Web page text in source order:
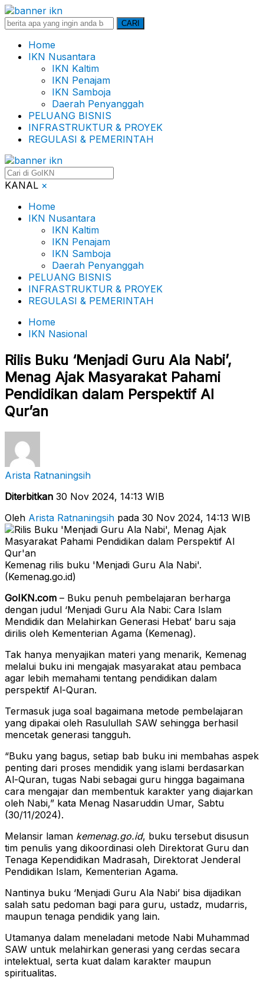
Search
CARI
Home
IKN Nusantara
IKN Kaltim
IKN Penajam
IKN Samboja
Daerah Penyanggah
PELUANG BISNIS
INFRASTRUKTUR & PROYEK
REGULASI & PEMERINTAH
KANAL ×
Home
IKN Nusantara
IKN Kaltim
IKN Penajam
IKN Samboja
Daerah Penyanggah
PELUANG BISNIS
INFRASTRUKTUR & PROYEK
REGULASI & PEMERINTAH
Home
IKN Nasional
Rilis Buku ‘Menjadi Guru Ala Nabi’,
Menag Ajak Masyarakat Pahami
Pendidikan dalam Perspektif Al
Qur’an
Arista Ratnaningsih
Diterbitkan 30 Nov 2024, 14:13 WIB
Oleh Arista Ratnaningsih pada 30 Nov 2024, 14:13 WIB
Kemenag rilis buku 'Menjadi Guru Ala Nabi'.
(Kemenag.go.id)
GoIKN.com – Buku penuh pembelajaran berharga
dengan judul ‘Menjadi Guru Ala Nabi: Cara Islam
Mendidik dan Melahirkan Generasi Hebat’ baru saja
dirilis oleh Kementerian Agama (Kemenag).
Tak hanya menyajikan materi yang menarik, Kemenag
melalui buku ini mengajak masyarakat atau pembaca
agar lebih memahami tentang pendidikan dalam
perspektif Al-Quran.
Termasuk juga soal bagaimana metode pembelajaran
yang dipakai oleh Rasulullah SAW sehingga berhasil
mencetak generasi tangguh.
“Buku yang bagus, setiap bab buku ini membahas aspek
penting dari proses mendidik yang islami berdasarkan
Al-Quran, tugas Nabi sebagai guru hingga bagaimana
cara mengajar dan membentuk karakter yang diajarkan
oleh Nabi,” kata Menag Nasaruddin Umar, Sabtu
(30/11/2024).
Melansir laman kemenag.go.id, buku tersebut disusun
tim penulis yang dikoordinasi oleh Direktorat Guru dan
Tenaga Kependidikan Madrasah, Direktorat Jenderal
Pendidikan Islam, Kementerian Agama.
Nantinya buku ‘Menjadi Guru Ala Nabi’ bisa dijadikan
salah satu pedoman bagi para guru, ustadz, mudarris,
maupun tenaga pendidik yang lain.
Utamanya dalam meneladani metode Nabi Muhammad
SAW untuk melahirkan generasi yang cerdas secara
intelektual, serta kuat dalam karakter maupun
spiritualitas.